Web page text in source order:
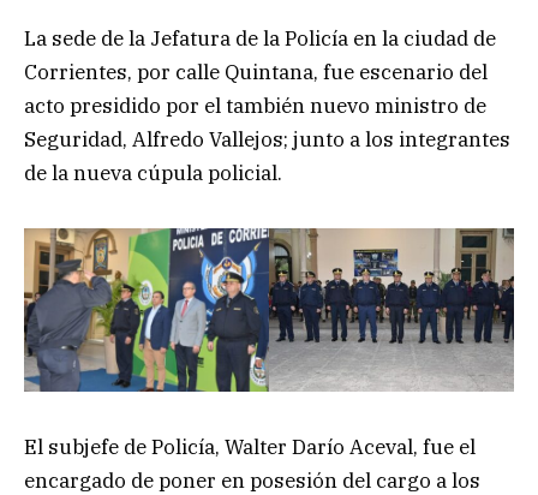
La sede de la Jefatura de la Policía en la ciudad de
Corrientes, por calle Quintana, fue escenario del
acto presidido por el también nuevo ministro de
Seguridad, Alfredo Vallejos; junto a los integrantes
de la nueva cúpula policial.
El subjefe de Policía, Walter Darío Aceval, fue el
encargado de poner en posesión del cargo a los